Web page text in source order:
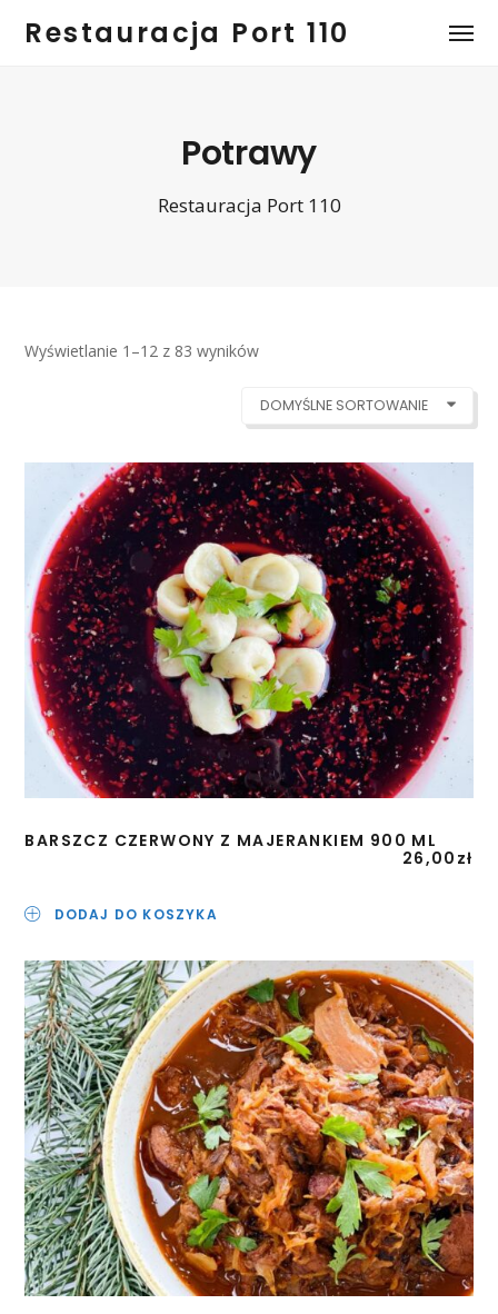
Restauracja Port 110
Potrawy
Restauracja Port 110
Wyświetlanie 1–12 z 83 wyników
DOMYŚLNE SORTOWANIE
BARSZCZ CZERWONY Z MAJERANKIEM 900 ML
26,00 zł
DODAJ DO KOSZYKA